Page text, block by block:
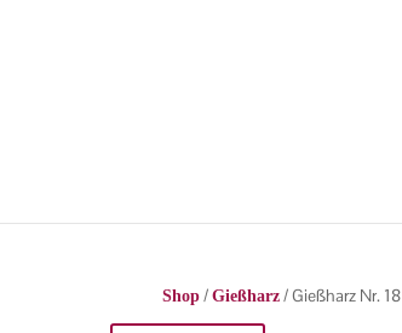
Shop /Gießharz / Gießharz Nr. 18